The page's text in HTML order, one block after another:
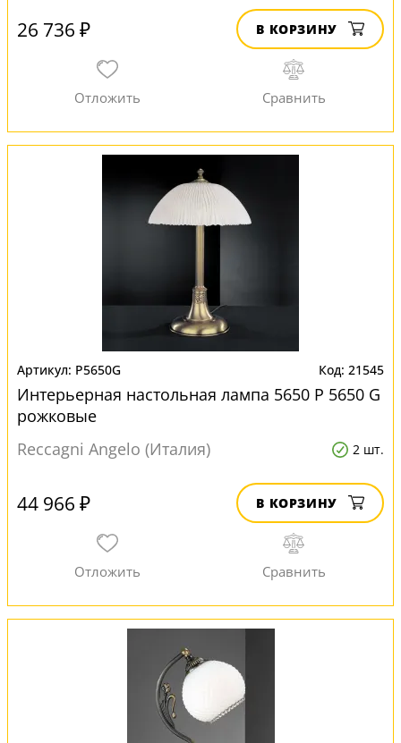
26 736 ₽ В КОРЗИНУ
P5650G 21545
Интерьерная настольная лампа 5650 P 5650 G
рожковые
Reccagni Angelo (Италия)
2 шт.
44 966 ₽ В КОРЗИНУ